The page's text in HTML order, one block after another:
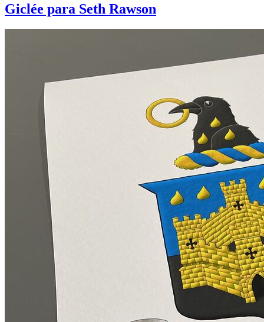
Giclée para Seth Rawson